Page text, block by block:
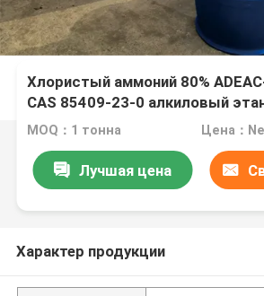
Хлористый аммоний 80%
CAS 85409-23-0 алкиловый
Ethylbenzyl
MOQ：1 тонна Цена：
Лучшая цена
Характер продукции